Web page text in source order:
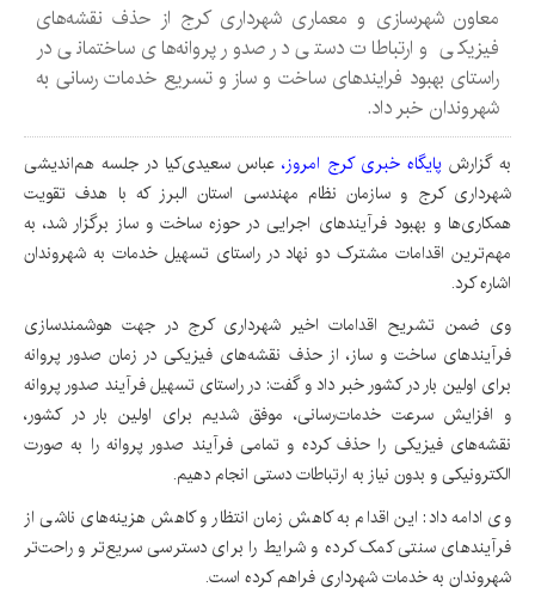
معاون شهرسازی و معماری شهرداری کرج از حذف نقشه‌های
فیزیکی و ارتباطات دستی در صدور پروانه‌های ساختمانی در
راستای بهبود فرایندهای ساخت و ساز و تسریع خدمات رسانی به
شهروندان خبر داد.
به گزارش پایگاه خبری کرج امروز، عباس سعیدی‌کیا در جلسه هم‌اندیشی
شهرداری کرج و سازمان نظام مهندسی استان البرز که با هدف تقویت
همکاری‌ها و بهبود فرآیندهای اجرایی در حوزه ساخت و ساز برگزار شد، به
مهم‌ترین اقدامات مشترک دو نهاد در راستای تسهیل خدمات به شهروندان
اشاره کرد.
وی ضمن تشریح اقدامات اخیر شهرداری کرج در جهت هوشمندسازی
فرآیندهای ساخت و ساز، از حذف نقشه‌های فیزیکی در زمان صدور پروانه
برای اولین بار در کشور خبر داد و گفت: در راستای تسهیل فرآیند صدور پروانه
و افزایش سرعت خدمات‌رسانی، موفق شدیم برای اولین بار در کشور،
نقشه‌های فیزیکی را حذف کرده و تمامی فرآیند صدور پروانه را به صورت
الکترونیکی و بدون نیاز به ارتباطات دستی انجام دهیم.
وی ادامه داد: این اقدام به کاهش زمان انتظار و کاهش هزینه‌های ناشی از
فرآیندهای سنتی کمک کرده و شرایط را برای دسترسی سریع‌تر و راحت‌تر
شهروندان به خدمات شهرداری فراهم کرده است.